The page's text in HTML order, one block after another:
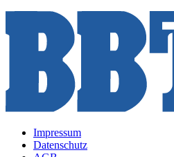
Impressum
Datenschutz